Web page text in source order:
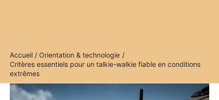
Accueil
Orientation & technologie
Critères essentiels pour un talkie-walkie fiable en conditions
extrêmes